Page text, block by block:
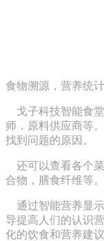
食物溯源，营养统计
戈子科技智能食
师，原料供应商等
找到问题的原因。
还可以查看各个
合物，膳食纤维等。
通过智能营养显
导提高人们的认识
化的饮食和营养建议